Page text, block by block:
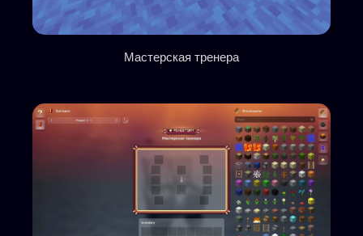
Мастерская тренера